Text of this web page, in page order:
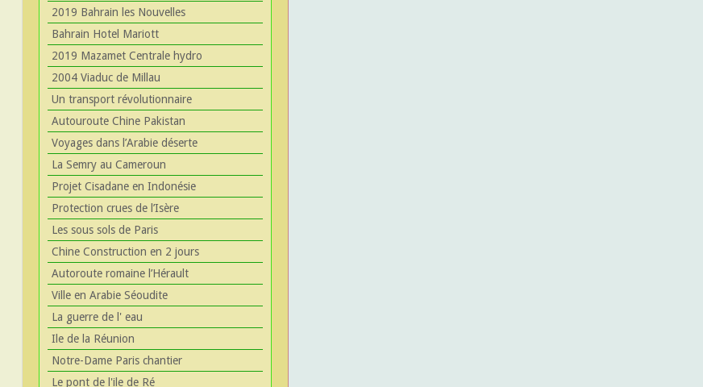
2019 Bahrain les Nouvelles
Bahrain Hotel Mariott
2019 Mazamet Centrale hydro
2004 Viaduc de Millau
Un transport révolutionnaire
Autouroute Chine Pakistan
Voyages dans l’Arabie déserte
La Semry au Cameroun
Projet Cisadane en Indonésie
Protection crues de l’Isère
Les sous sols de Paris
Chine Construction en 2 jours
Autoroute romaine l’Hérault
Ville en Arabie Séoudite
La guerre de l' eau
Ile de la Réunion
Notre-Dame Paris chantier
Le pont de l'ile de Ré